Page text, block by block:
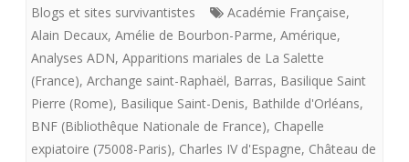
1994
(H)
de
Charte
Blogs et sites survivantistes
Académie Française,
Alain Decaux, Amélie de Bourbon-Parme, Amérique,
Analyses ADN, Apparitions mariales de La Salette
(France), Archange saint-Raphaël, Barras, Basilique Saint
Pierre (Rome), Basilique Saint-Denis, Bathilde d'Orléans,
BNF (Bibliothêque Nationale de France), Chapelle
expiatoire (75008-Paris), Charles IV d'Espagne, Château de